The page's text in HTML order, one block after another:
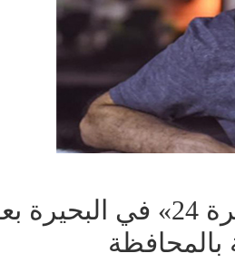
إخلاء سبيل محمد عيسوي مراسل «القاهرة 24» في
بالمحافظة